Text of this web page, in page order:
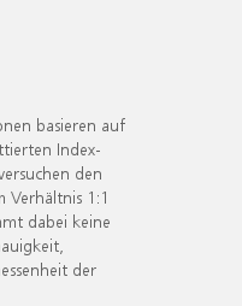
basieren auf
Index-
den
Verhältnis 1:1
dabei keine
der